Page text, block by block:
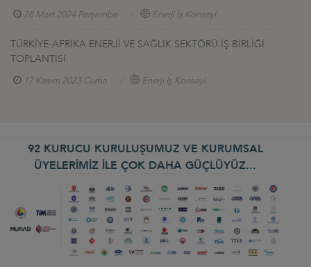
28 Mart 2024 Perşembe Enerji İş Konseyi
TÜRKİYE-AFRİKA ENERJİ VE SAĞLIK SEKTÖRÜ İŞ BİRLİĞİ
TOPLANTISI
17 Kasım 2023 Cuma Enerji İş Konseyi
92 KURUCU KURULUŞUMUZ VE KURUMSAL
ÜYELERİMİZ İLE ÇOK DAHA GÜÇLÜYÜZ...